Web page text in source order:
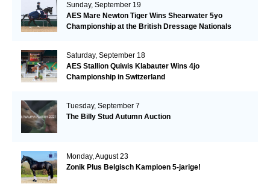
Sunday, September 19
AES Mare Newton Tiger Wins Shearwater 5yo
Championship at the British Dressage Nationals
Saturday, September 18
AES Stallion Quiwis Klabauter Wins 4jo
Championship in Switzerland
Tuesday, September 7
The Billy Stud Autumn Auction
Monday, August 23
Zonik Plus Belgisch Kampioen 5-jarige!